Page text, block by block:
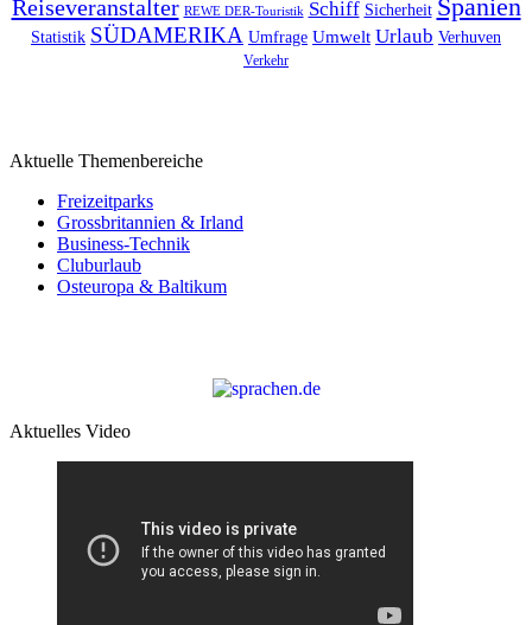
Reiseveranstalter REWE DER-Touristik Schiff Sicherheit Spanien
Statistik SÜDAMERIKA Umfrage Umwelt Urlaub Verhuven
Verkehr
Aktuelle Themenbereiche
Freizeitparks
Grossbritannien & Irland
Business-Technik
Cluburlaub
Osteuropa & Baltikum
Aktuelles Video